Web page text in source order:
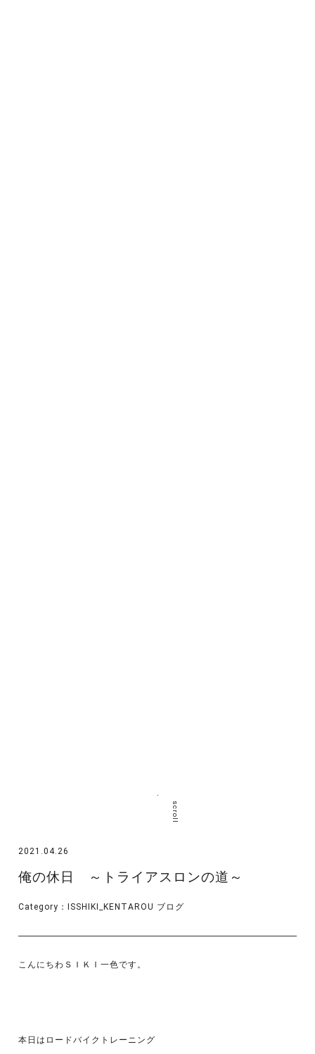
scroll
2021.04.26
俺の休日 ～トライアスロンの道～
Category： ISSHIKI_KENTAROU ブログ
こんにちわＳＩＫＩ一色です。
本日はロードバイクトレーニング